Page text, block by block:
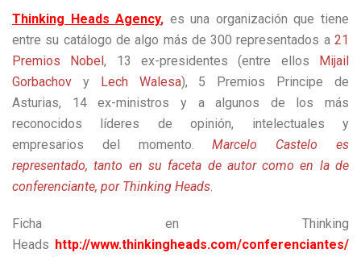
Thinking Heads Agency, es una organización que tiene
entre su catálogo de algo más de 300 representados a 21
Premios Nobel, 13 ex-presidentes (entre ellos Mijail
Gorbachov
y Lech Walesa), 5 Premios Principe de
Asturias, 14 ex-ministros y a algunos de los más
reconocidos líderes de opinión, intelectuales y
empresarios del momento.Marcelo Castelo es
representado, tanto en su faceta de autor como en la de
conferenciante, por Thinking Heads.
Ficha en Thinking
Heads http://www.thinkingheads.com/conferenciantes/